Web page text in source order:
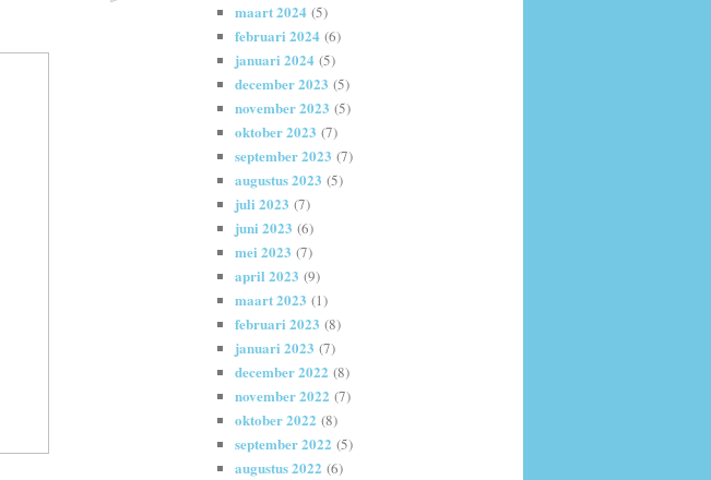
maart 2024 (5)
februari 2024 (6)
januari 2024 (5)
december 2023 (5)
november 2023 (5)
oktober 2023 (7)
september 2023 (7)
augustus 2023 (5)
juli 2023 (7)
juni 2023 (6)
mei 2023 (7)
april 2023 (9)
maart 2023 (1)
februari 2023 (8)
januari 2023 (7)
december 2022 (8)
november 2022 (7)
oktober 2022 (8)
september 2022 (5)
augustus 2022 (6)